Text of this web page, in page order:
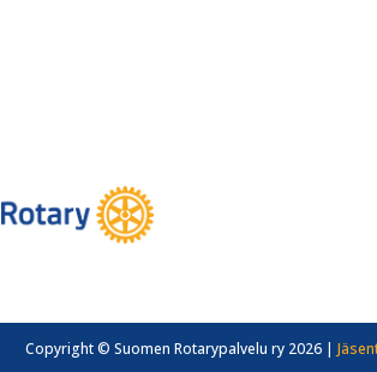
Copyright © Suomen Rotarypalvelu ry 2026 |